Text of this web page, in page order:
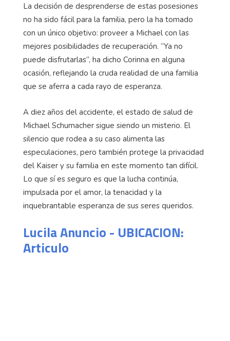
La decisión de desprenderse de estas posesiones
no ha sido fácil para la familia, pero la ha tomado
con un único objetivo: proveer a Michael con las
mejores posibilidades de recuperación. “Ya no
puede disfrutarlas”, ha dicho Corinna en alguna
ocasión, reflejando la cruda realidad de una familia
que se aferra a cada rayo de esperanza.
A diez años del accidente, el estado de salud de
Michael Schumacher sigue siendo un misterio. El
silencio que rodea a su caso alimenta las
especulaciones, pero también protege la privacidad
del Kaiser y su familia en este momento tan difícil.
Lo que sí es seguro es que la lucha continúa,
impulsada por el amor, la tenacidad y la
inquebrantable esperanza de sus seres queridos.
Lucila Anuncio - UBICACION:
Articulo